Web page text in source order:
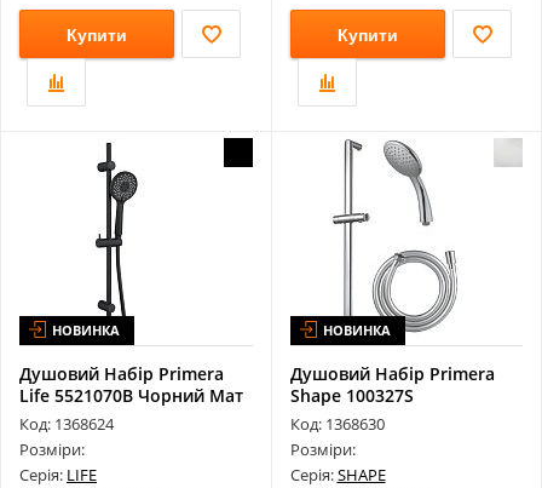
Купити Купити
НОВИНКА
Душовий Набір Primera
Life 5521070B Чорний Мат
Код: 1368624
Розміри:
Серія: LIFE
НОВИНКА
Душовий Набір Primera
Shape 100327S
Код: 1368630
Розміри:
Серія:SHAPE